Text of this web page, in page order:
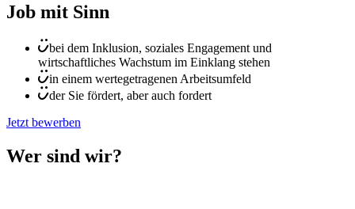
Job mit Sinn
bei dem Inklusion, soziales Engagement und
wirtschaftliches Wachstum im Einklang stehen
in einem wertegetragenen Arbeitsumfeld
der Sie fördert, aber auch fordert
Jetzt bewerben
Wer sind wir?